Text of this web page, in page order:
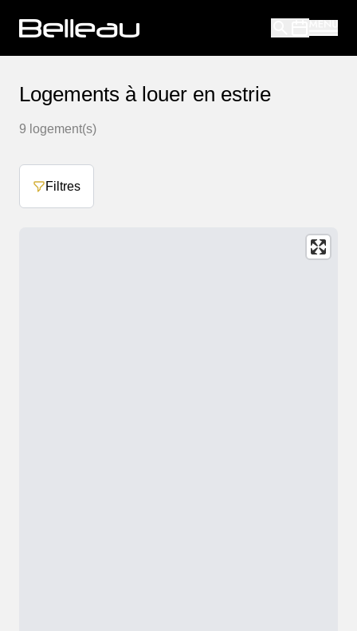
Logements à louer en estrie
9 logement(s)
Filtres